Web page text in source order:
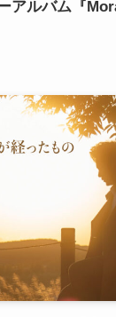
アルバム『